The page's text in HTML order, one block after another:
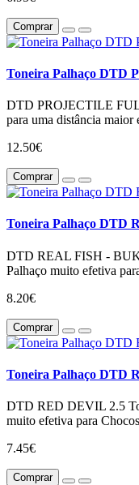
Comprar
Toneira Palhaço DTD
DTD PROJECTILE
para uma distância maior
12.50€
Comprar
Toneira Palhaço DTD
DTD REAL FISH -
Palhaço muito efetiva
8.20€
Comprar
Toneira Palhaço DTD
DTD RED DEVIL 2.5
muito efetiva para
7.45€
Comprar